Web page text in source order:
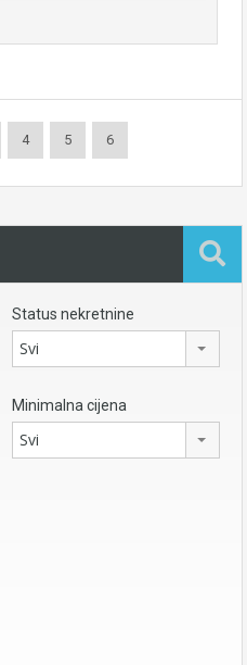
4 5 6
Status nekretnine
Svi
Minimalna cijena
Svi